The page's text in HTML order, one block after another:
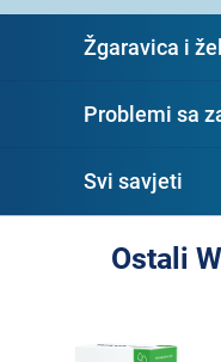
Žgaravica i
Problemi sa
Svi savjeti
Ostali